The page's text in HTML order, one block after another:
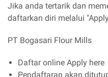
Jika anda tertarik dan
daftarkan diri melalui
PT Bogasari Flour Mills
Daftar online Apply here
Pendaftaran akan